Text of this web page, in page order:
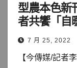
型農本色新
者共饗「自
7 月 25, 2022
【今傳媒/記者